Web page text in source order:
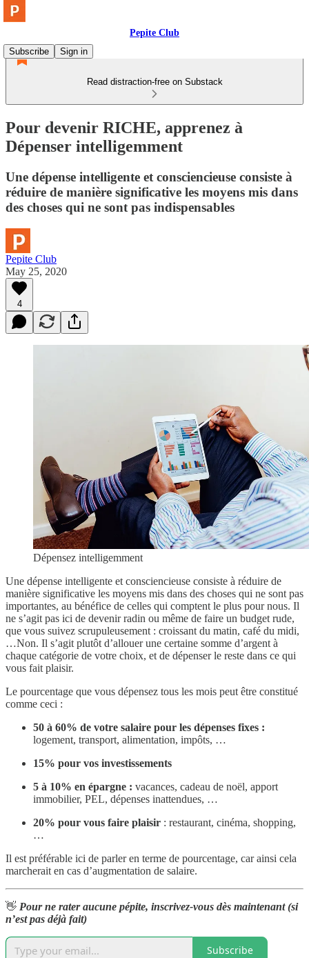
Pepite Club
Subscribe
Sign in
Read distraction-free on Substack
Pour devenir RICHE, apprenez à
Dépenser intelligemment
Une dépense intelligente et consciencieuse consiste à
réduire de manière significative les moyens mis dans
des choses qui ne sont pas indispensables
Pepite Club
May 25, 2020
4
Dépensez intelligemment
Une dépense intelligente et consciencieuse consiste à réduire de
manière significative les moyens mis dans des choses qui ne sont pas
importantes, au bénéfice de celles qui comptent le plus pour nous. Il
ne s’agit pas ici de devenir radin ou même de faire un budget rude,
que vous suivez scrupuleusement : croissant du matin, café du midi,
…Non. Il s’agit plutôt d’allouer une certaine somme d’argent à
chaque catégorie de votre choix, et de dépenser le reste dans ce qui
vous fait plaisir.
Le pourcentage que vous dépensez tous les mois peut être constitué
comme ceci :
50 à 60% de votre salaire pour les dépenses fixes :
logement, transport, alimentation, impôts, …
15% pour vos investissements
5 à 10% en épargne : vacances, cadeau de noël, apport
immobilier, PEL, dépenses inattendues, …
20% pour vous faire plaisir : restaurant, cinéma, shopping,
…
Il est préférable ici de parler en terme de pourcentage, car ainsi cela
marcherait en cas d’augmentation de salaire.
👋 Pour ne rater aucune pépite, inscrivez-vous dès maintenant (si
n’est pas déjà fait)
Subscribe